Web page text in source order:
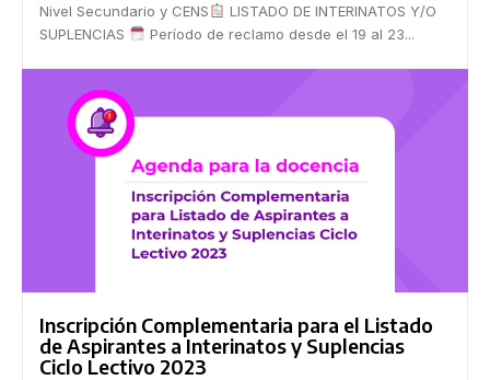
Nivel Secundario y CENS
LISTADO DE INTERINATOS Y/O
SUPLENCIAS
Período de reclamo desde el 19 al 23...
Inscripción Complementaria para el Listado
de Aspirantes a Interinatos y Suplencias
Ciclo Lectivo 2023